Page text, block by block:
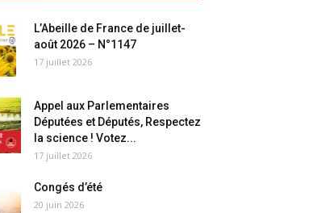
L’Abeille de France de juillet-
août 2026 – N°1147
17 juillet 2026
Appel aux Parlementaires
Députées et Députés, Respectez
la science ! Votez...
17 juillet 2026
Congés d’été
20 juin 2026